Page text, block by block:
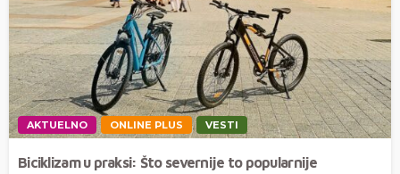
AKTUELNO ONLINE PLUS VESTI
Biciklizam u praksi: Što severnije to popularnije